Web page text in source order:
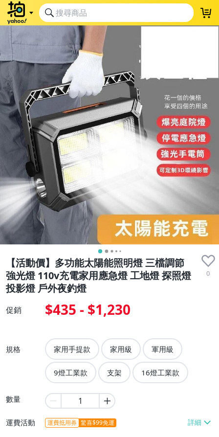
【活動價】多功能太陽能照明燈 三檔調節
強光燈 110v充電家用應急燈 工地燈 探照燈
投影燈 戶外夜釣燈
0
促銷 $435 - $1,230
規格 家用手提款 家用級 軍用級
9燈工業款 支架 16燈工業款
數量
運費活動 運費抵用券 驚喜$99免運